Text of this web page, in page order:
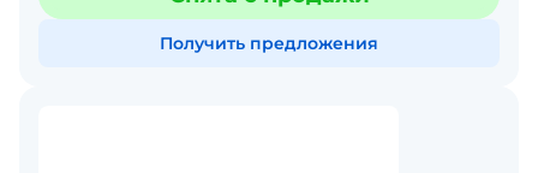
Получить предложения